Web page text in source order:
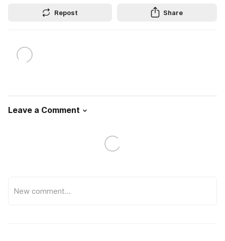
Repost Share
Leave a Comment